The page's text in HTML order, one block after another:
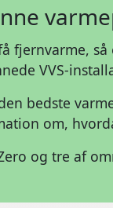
fjernvarme,
VVS-
bedste
om,
og tre af